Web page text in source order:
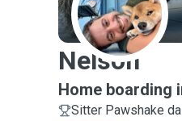
N
Nelson
Home boarding
Sitter Pawshake